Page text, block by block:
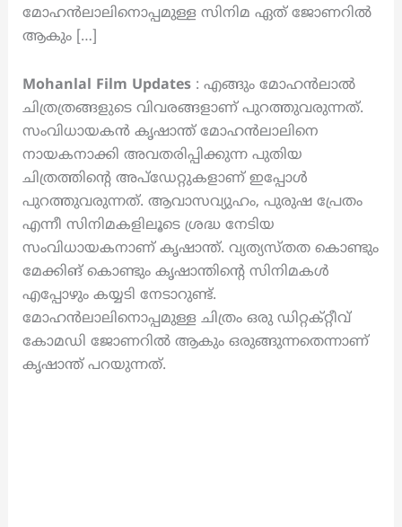
മോഹൻലാലിനൊപ്പമുള്ള സിനിമ ഏത് ജോണറിൽ
ആകും […]
Mohanlal Film Updates: എങ്ങും മോഹൻലാൽ
ചിത്രത്രങ്ങളുടെ വിവരങ്ങളാണ് പുറത്തുവരുന്നത്.
സംവിധായകൻ കൃഷാന്ത്‌ മോഹൻലാലിനെ
നായകനാക്കി അവതരിപ്പിക്കുന്ന പുതിയ
ചിത്രത്തിന്റെ അപ്ഡേറ്റുകളാണ് ഇപ്പോൾ
പുറത്തുവരുന്നത്. ആവാസവ്യുഹം, പുരുഷ പ്രേതം
എന്നീ സിനിമകളിലൂടെ ശ്രദ്ധ നേടിയ
സംവിധായകനാണ് കൃഷാന്ത്‌. വ്യത്യസ്തത കൊണ്ടും
മേക്കിങ് കൊണ്ടും കൃഷാന്തിൻ്റെ സിനിമകൾ
എപ്പോഴും കയ്യടി നേടാറുണ്ട്.
മോഹൻലാലിനൊപ്പമുള്ള ചിത്രം ഒരു ഡിറ്റക്റ്റീവ്
കോമഡി ജോണറിൽ ആകും ഒരുങ്ങുന്നതെന്നാണ്
കൃഷാന്ത്‌ പറയുന്നത്.